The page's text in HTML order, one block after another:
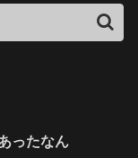
ったなん